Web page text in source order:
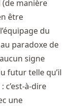
manière
être
du
paradoxe de
signe
futur telle qu’il
: c’est-à-dire
une